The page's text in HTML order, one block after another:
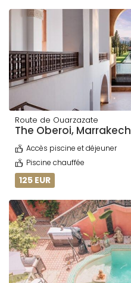
Route de Ouarzazate
The Oberoi, Marrakech
Accès piscine et déjeuner
Piscine chauffée
125 EUR